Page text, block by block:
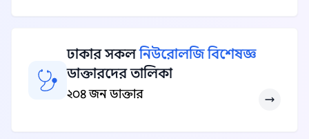
ঢাকার সকলনিউরোলজি বিশেষজ্ঞ
ডাক্তারদের তালিকা
২০৪ জন ডাক্তার